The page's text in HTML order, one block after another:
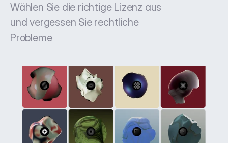
Wählen Sie die richtige Lizenz aus
und vergessen Sie rechtliche
Probleme